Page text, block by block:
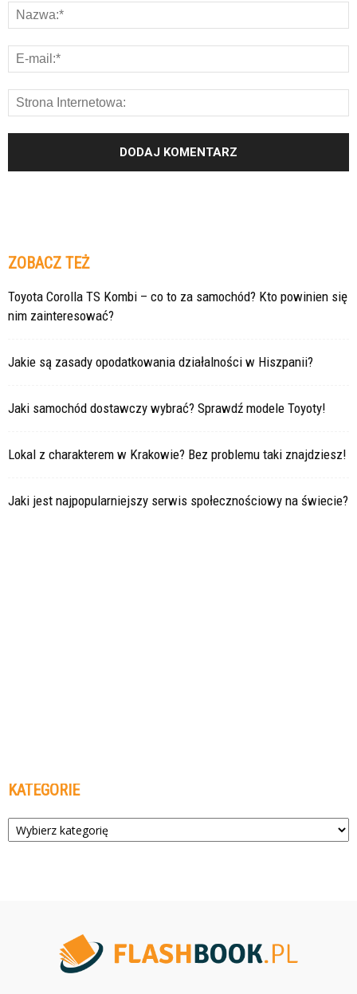
ZOBACZ TEŻ
Toyota Corolla TS Kombi – co to za samochód? Kto powinien się
nim zainteresować?
Jakie są zasady opodatkowania działalności w Hiszpanii?
Jaki samochód dostawczy wybrać? Sprawdź modele Toyoty!
Lokal z charakterem w Krakowie? Bez problemu taki znajdziesz!
Jaki jest najpopularniejszy serwis społecznościowy na świecie?
KATEGORIE
Kategorie